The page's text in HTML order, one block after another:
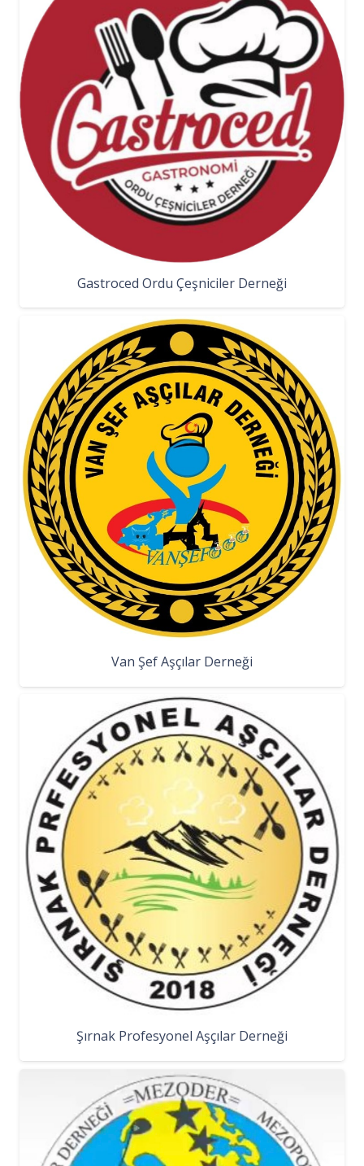
Gastroced Ordu Çeşniciler Derneği
Van Şef Aşçılar Derneği
Şırnak Profesyonel Aşçılar Derneği